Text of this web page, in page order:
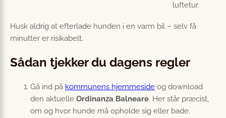
luftetur.
Husk aldrig at efterlade hunden i en varm bil – selv få
minutter er risikabelt.
Sådan tjekker du dagens regler
Gå ind på kommunens hjemmeside og download
den aktuelle Ordinanza Balneare. Her står præcist,
om og hvor hunde må opholde sig eller bade.